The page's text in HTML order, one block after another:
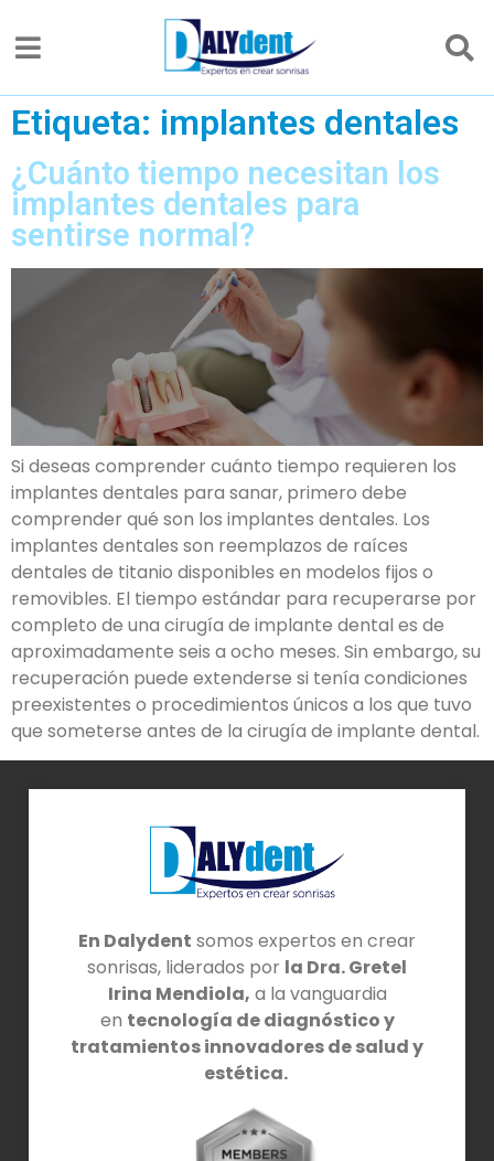
Etiqueta: implantes dentales
¿Cuánto tiempo necesitan los
implantes dentales para
sentirse normal?
Si deseas comprender cuánto tiempo requieren los
implantes dentales para sanar, primero debe
comprender qué son los implantes dentales. Los
implantes dentales son reemplazos de raíces
dentales de titanio disponibles en modelos fijos o
removibles. El tiempo estándar para recuperarse por
completo de una cirugía de implante dental es de
aproximadamente seis a ocho meses. Sin embargo, su
recuperación puede extenderse si tenía condiciones
preexistentes o procedimientos únicos a los que tuvo
que someterse antes de la cirugía de implante dental.
En Dalydent somos expertos en crear
sonrisas, liderados por la Dra. Gretel
Irina Mendiola, a la vanguardia
en tecnología de diagnóstico y
tratamientos innovadores de salud y
estética.